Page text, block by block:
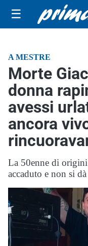
☰
A MESTRE
Morte
donna
avessi
ancora
La 50enne di origini
accaduto e non si